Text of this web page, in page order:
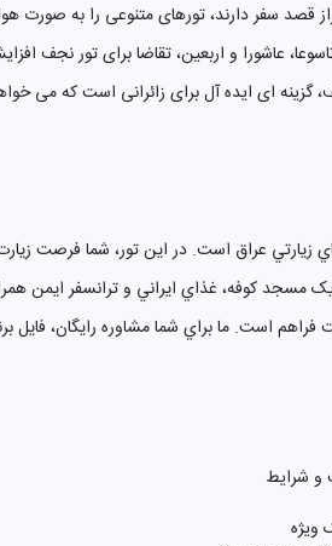
قصد سفر دارند، تورهای متنوعی را به
عاشورا و اربعین، تقاضا برای تور نجف
ای ایده آل برای زائرانی است که می
زيارتي عراق است. در اين تور، شما فرصت
است. ما براي شما مشاوره رايگان، فايل
و شرایط
ویژه